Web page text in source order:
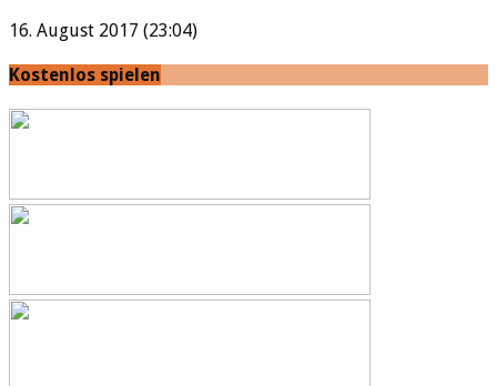
16. August 2017 (23:04)
Kostenlos spielen